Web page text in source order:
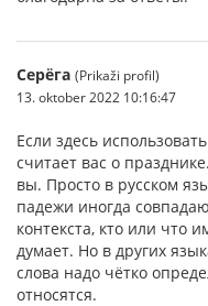
Серёга (Prikaži profil)
13. oktober 2022 10:16:47
Если здесь
считает вас о
вы. Просто в русском
падежи иногда
контекста, кто или что
думает. Но в других
слова надо чётко
относятся.